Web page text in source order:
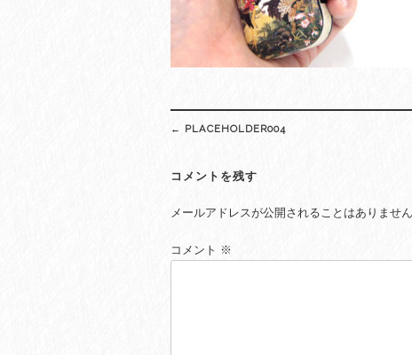
navigation
← PLACEHOLDER004
コメントを残す
メールアドレスが公開されることはありません
コメント ※